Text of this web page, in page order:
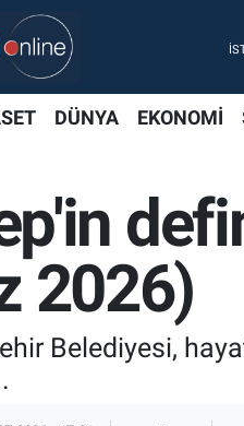
DÜNYA EKONOMİ
2026)
Belediyesi,